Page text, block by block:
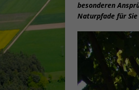
besonderen
Naturpfade für